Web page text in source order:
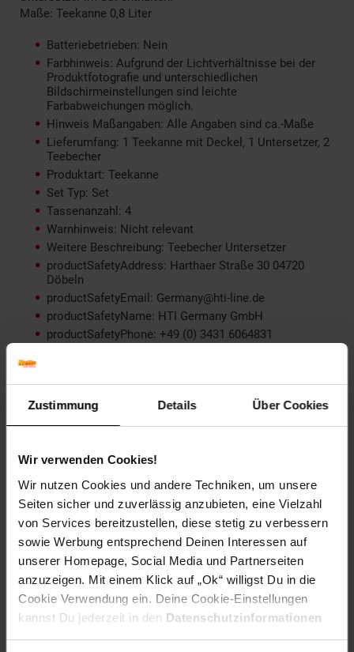
Zustimmung Details Über Cookies
Wir verwenden Cookies!
Wir nutzen Cookies und andere Techniken, um unsere
Seiten sicher und zuverlässig anzubieten, eine Vielzahl
von Services bereitzustellen, diese stetig zu verbessern
sowie Werbung entsprechend Deinen Interessen auf
unserer Homepage, Social Media und Partnerseiten
anzuzeigen. Mit einem Klick auf „Ok“ willigst Du in die
Cookie Verwendung ein. Deine Cookie-Einstellungen
kannst Du jederzeit in den Datenschutzinformationen
ändern bzw. widerrufen.
Maße: Teekanne 0,8 Liter
Batteriebetrieben: Nein
Farbhinweis: Aufgrund der Lichtverhältnisse bei der
Produktfotografie und unterschiedlichen
Bildschirmeinstellungen sind leichte
Farbabweichungen möglich.
Hinweis Maßangaben: Alle Angaben sind ca.-Maße
Lieferumfang: 1 Teekanne mit Deckel, 1 Untersetzer, 2
Teebecher
Produktart: Teekanne
Set Typ: Set
Tassenanzahl: 4
Warnhinweis: Nicht relevant
Weitere Beschreibung: Teebecher Untersetzer
productSafetyAddress: Harthaer Straße 30 04720
Döbeln
productSafetyEmail: Germany@hti-line.de
productSafetyName: HTI Germany GmbH
productSafetyPhone: +49 (0) 3431 6064831
Set-Größe (Teile): 4-teilig
Besonderheiten: Teebecher Untersetzer
Form: rund
Zielgruppe: Erwachsene
Artikelnummer: 2520758000
Artikel gehört zur Kategorie:Geschirr & Gläser
Versandinformationen